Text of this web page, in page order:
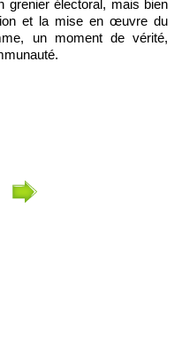
grenier électoral, mais bien
et la mise en œuvre du
un moment de vérité,